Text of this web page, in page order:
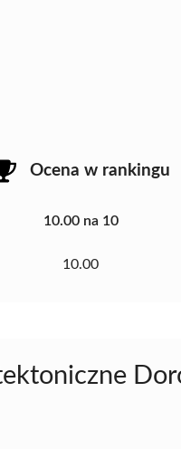
Ocena w rankingu
10.00 na 10
10.00